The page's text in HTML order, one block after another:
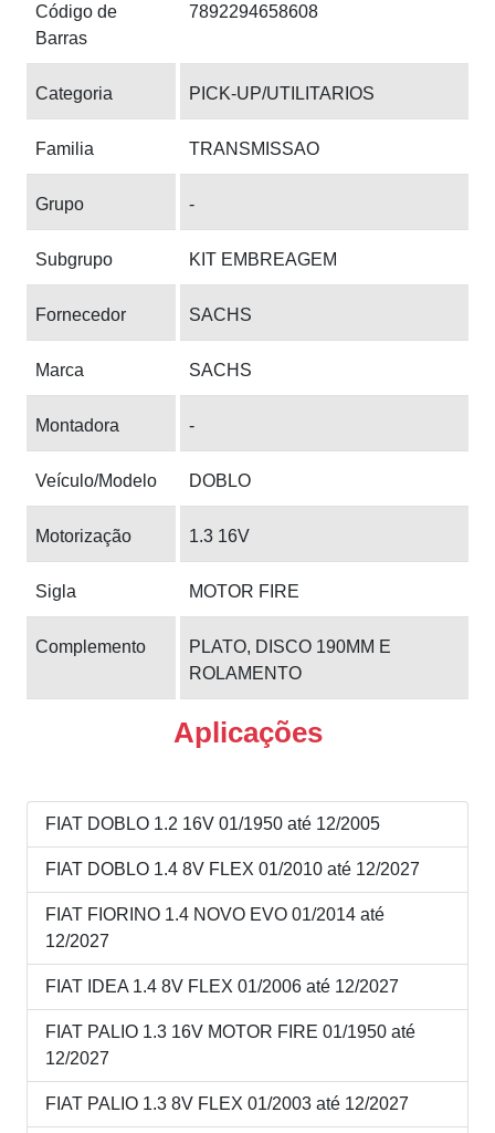
Código de
Barras
7892294658608
Categoria PICK-UP/UTILITARIOS
Familia TRANSMISSAO
Grupo -
Subgrupo KIT EMBREAGEM
Fornecedor SACHS
Marca SACHS
Montadora -
Veículo/Modelo DOBLO
Motorização 1.3 16V
Sigla MOTOR FIRE
Complemento
PLATO, DISCO 190MM E
ROLAMENTO
Aplicações
FIAT DOBLO 1.2 16V 01/1950 até 12/2005
FIAT DOBLO 1.4 8V FLEX 01/2010 até 12/2027
FIAT FIORINO 1.4 NOVO EVO 01/2014 até
12/2027
FIAT IDEA 1.4 8V FLEX 01/2006 até 12/2027
FIAT PALIO 1.3 16V MOTOR FIRE 01/1950 até
12/2027
FIAT PALIO 1.3 8V FLEX 01/2003 até 12/2027